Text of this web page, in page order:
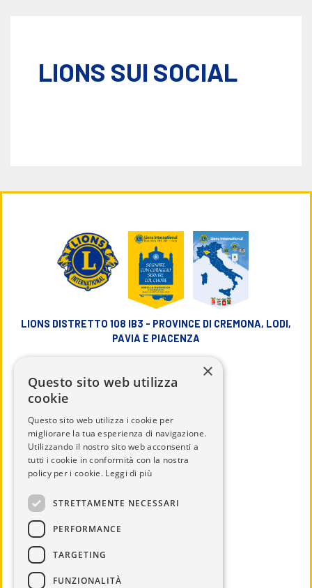
LIONS SUI SOCIAL
LIONS DISTRETTO 108 IB3 - PROVINCE DI CREMONA, LODI,
PAVIA E PIACENZA
CHI SIAMO
IL DISTRETTO
NEWS ED EVENTI
×
Questo sito web utilizza
cookie
Questo sito web utilizza i cookie per
migliorare la tua esperienza di navigazione.
Utilizzando il nostro sito web acconsenti a
tutti i cookie in conformità con la nostra
policy per i cookie. Leggi di più
STRETTAMENTE NECESSARI
PERFORMANCE
TARGETING
FUNZIONALITÀ